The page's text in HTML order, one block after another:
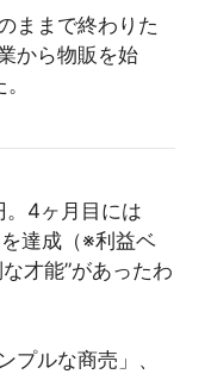
ままで終わりた
から物販を始
4ヶ月目には
達成（※利益ベ
才能”があったわ
プルな商売」、